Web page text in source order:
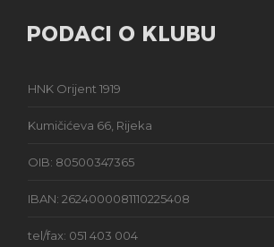
PODACI O KLUBU
HNK Orijent 1919
Kumičićeva 66, Rijeka
OIB: 80500347365
IBAN: 2624000081110225408
tel/fax: 051 403 004